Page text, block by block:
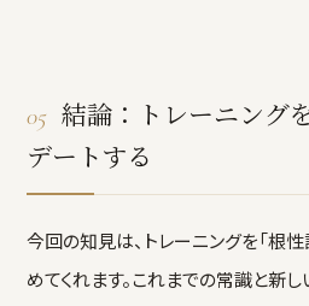
05 結論：トレーニング
デートする
今回の知見は、トレーニングを「根性
めてくれます。これまでの常識と新